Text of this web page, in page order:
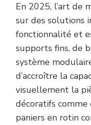
En 2025, l’art de
sur des solutions
fonctionnalité et
supports fins, de
système
d’accroître la
visuellement la
décoratifs comme
paniers en rotin